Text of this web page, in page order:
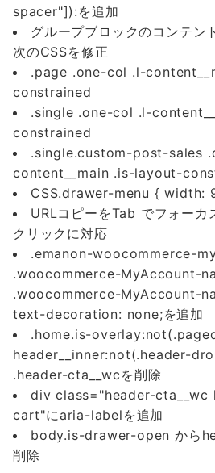
spacer"]):を追加
グループブロックのコンテン
次のCSSを修正
.page .one-col .l-
constrained
.single .one-col .l-
constrained
.single.custom-post-sales
content__main .is-layout-
CSS.drawer-menu { width:
URLコピーをTab でフォー
クリックに対応
.emanon-woocommerce-
.woocommerce-MyAccount-
.woocommerce-MyAccount-
text-decoration: none;を追加
.home.is-
header__inner:not(.header-
.header-cta__wcを削除
div class="header-cta__wc
cart"にaria-labelを追加
body.is-drawer-open から
削除